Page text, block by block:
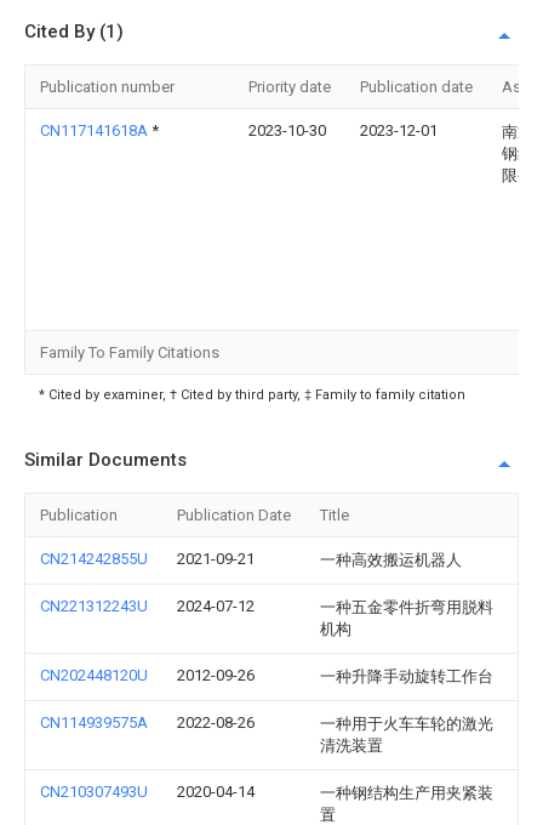
Cited By (1)
Publication number Priority date Publication date
CN117141618A * 2023-10-30 2023-12-01
南通
钢结
限公
Family To Family Citations
* Cited by examiner, † Cited by third party, ‡ Family to family citation
Similar Documents
Publication Publication Date Title
CN214242855U 2021-09-21 一种高效搬运机器人
CN221312243U 2024-07-12
一种五金零件折弯用脱料
机构
CN202448120U 2012-09-26 一种升降手动旋转工作台
CN114939575A 2022-08-26
一种用于火车车轮的激光
清洗装置
CN210307493U 2020-04-14
一种钢结构生产用夹紧装
置